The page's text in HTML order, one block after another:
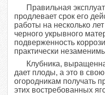
Правильная
продлевает срок его
работы на несколько
черного укрывного
подверженность
практически
Клубника,
дает плоды, а это в
огородникам получать
этих востребованных